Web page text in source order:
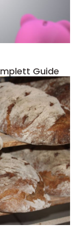
Guide